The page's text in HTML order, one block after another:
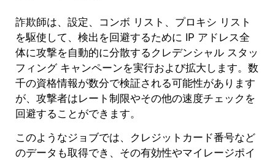
詐欺師は、設定、コンボ リスト、プロキシ リスト
を駆使して、検出を回避するために IP アドレス全
体に攻撃を自動的に分散するクレデンシャル スタッ
フィング キャンペーンを実行および拡大します。数
千の資格情報が数分で検証される可能性があります
が、攻撃者はレート制限やその他の速度チェックを
回避することができます。
このようなジョブでは、クレジットカード番号など
のデータも取得でき、その有効性やマイレージポイ